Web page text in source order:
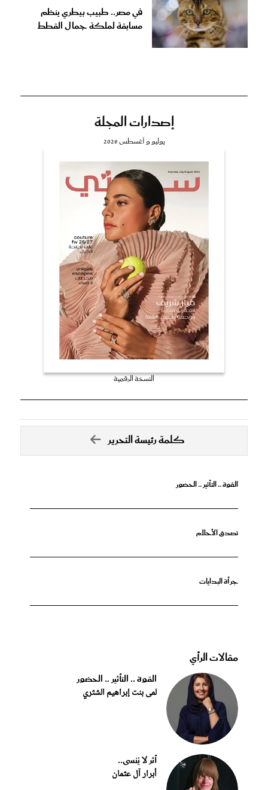
في مصر.. طبيب بيطري ينظم
مسابقة لملكة جمال القطط
إصدارات المجلة
يوليو و أغسطس 2026
النسخة الرقمية
كلمة رئيسة التحرير
القوة .. التأثير .. الحضور
تصدق الأحلام
جرأة البدايات
مقالات الرأي
القوة .. التأثير .. الحضور
لمى بنت إبراهيم الشثري
أثر لا يُنسى..
أبرار آل عثمان